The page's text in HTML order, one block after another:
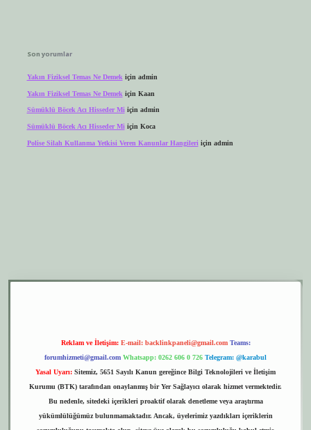
Son yorumlar
Yakın Fiziksel Temas Ne Demek için admin
Yakın Fiziksel Temas Ne Demek için Kaan
Sümüklü Böcek Acı Hisseder Miiçin admin
Sümüklü Böcek Acı Hisseder Mi için Koca
Polise Silah Kullanma Yetkisi Veren Kanunlar Hangileri için admin
Reklam ve İletişim: E-mail: backlinkpaneli@gmail.com Teams:
forumhizmeti@gmail.com Whatsapp: 0262 606 0 726 Telegram: @karabul
Yasal Uyarı: Sitemiz, 5651 Sayılı Kanun gereğince Bilgi Teknolojileri ve İletişim
Kurumu (BTK) tarafından onaylanmış bir Yer Sağlayıcı olarak hizmet vermektedir.
Bu nedenle, sitedeki içerikleri proaktif olarak denetleme veya araştırma
yükümlülüğümüz bulunmamaktadır. Ancak, üyelerimiz yazdıkları içeriklerin